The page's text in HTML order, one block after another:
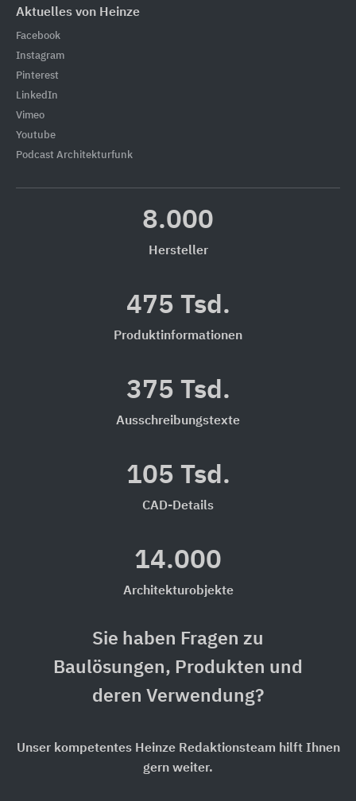
Aktuelles von Heinze
Facebook
Instagram
Pinterest
LinkedIn
Vimeo
Youtube
Podcast Architekturfunk
8.000
Hersteller
475 Tsd.
Produktinformationen
375 Tsd.
Ausschreibungstexte
105 Tsd.
CAD-Details
14.000
Architekturobjekte
Sie haben Fragen zu
Baulösungen, Produkten und
deren Verwendung?
Unser kompetentes Heinze Redaktionsteam hilft Ihnen
gern weiter.